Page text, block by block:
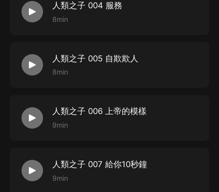
人類之子 004 服務
8min
人類之子 005 自欺欺人
8min
人類之子 006 上帝的模樣
9min
人類之子 007 給你10秒鐘
9min